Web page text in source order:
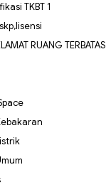
TKBT 1
RUANG TERBATAS